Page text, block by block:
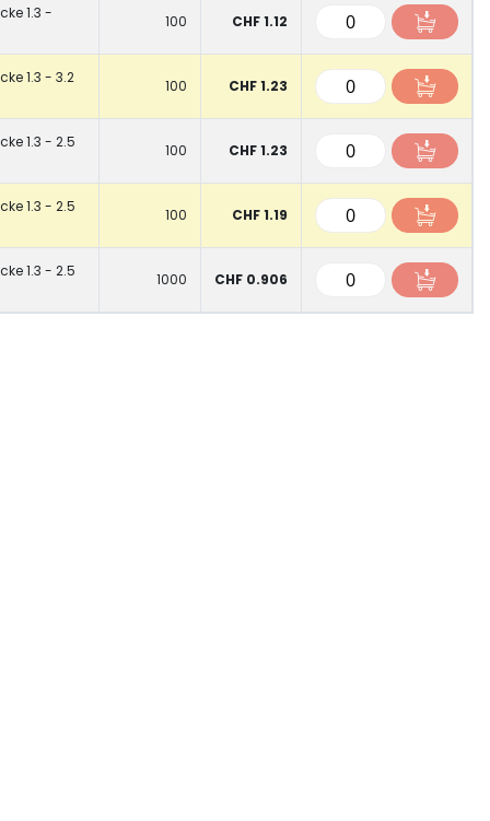
1.3 - 100 CHF 1.12
1.3 - 3.2 100 CHF 1.23
1.3 - 2.5 100 CHF 1.23
1.3 - 2.5 100 CHF 1.19
1.3 - 2.5 1000 CHF 0.906